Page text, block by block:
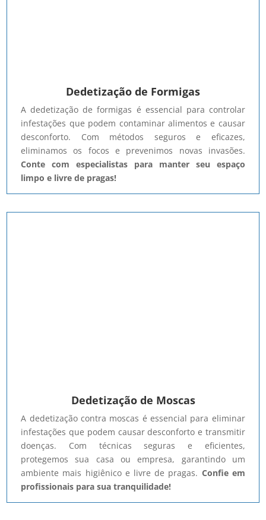
Dedetização de Formigas
A dedetização de formigas é essencial para controlar
infestações que podem contaminar alimentos e causar
desconforto. Com métodos seguros e eficazes,
eliminamos os focos e prevenimos novas invasões.
Conte com especialistas para manter seu espaço
limpo e livre de pragas!
Dedetização de Moscas
A dedetização contra moscas é essencial para eliminar
infestações que podem causar desconforto e transmitir
doenças. Com técnicas seguras e eficientes,
protegemos sua casa ou empresa, garantindo um
ambiente mais higiênico e livre de pragas. Confie em
profissionais para sua tranquilidade!